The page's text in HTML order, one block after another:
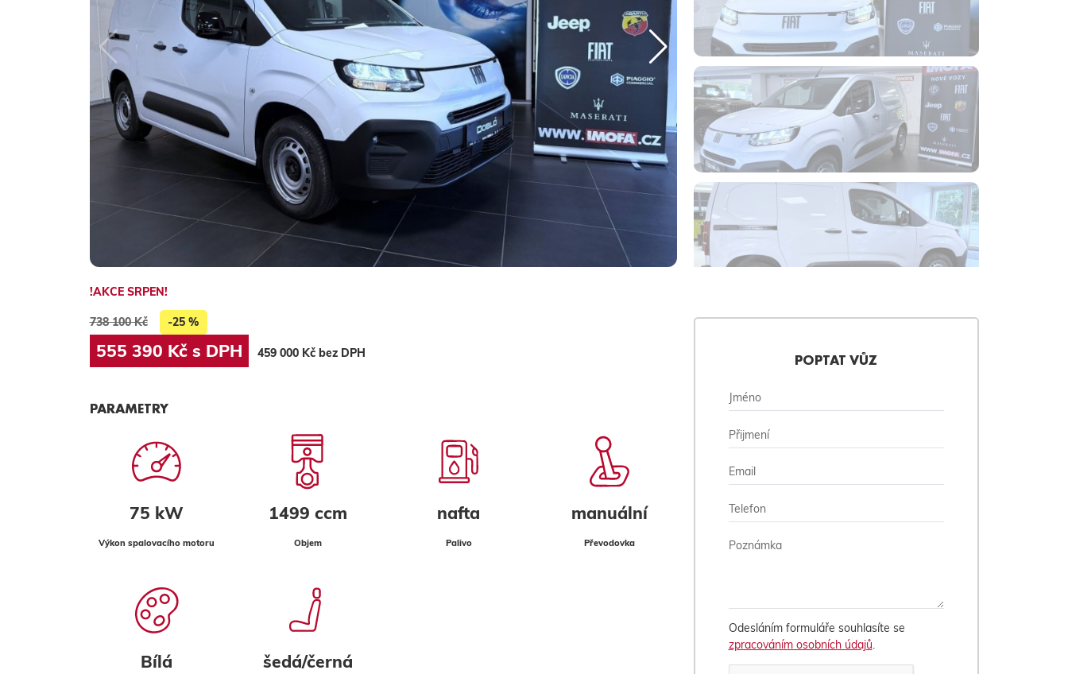
!AKCE SRPEN!
738 100 Kč -25 %
555 390 Kč s DPH 459 000 Kč bez DPH
PARAMETRY
75 kW
Výkon spalovacího motoru
1499 ccm
Objem
nafta
Palivo
manuální
Převodovka
Bílá
šedá/černá
POPTAT VŮZ
Odesláním formuláře souhlasíte se
zpracováním osobních údajů.